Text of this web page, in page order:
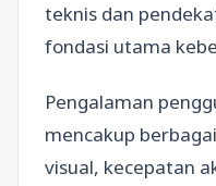
teknis dan
fondasi utama
Pengalaman
mencakup
visual, kecepatan